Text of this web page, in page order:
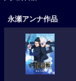
永瀬アンナ作品